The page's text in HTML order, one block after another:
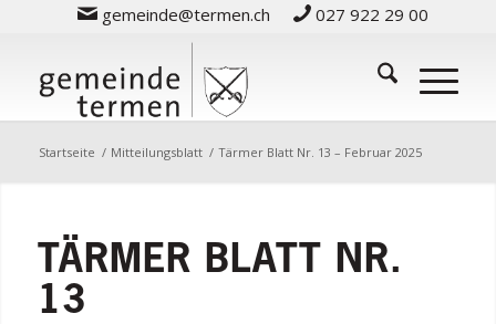
gemeinde@termen.ch 027 922 29 00
Startseite / Mitteilungsblatt / Tärmer Blatt Nr. 13 – Februar 2025
TÄRMER BLATT NR.
13